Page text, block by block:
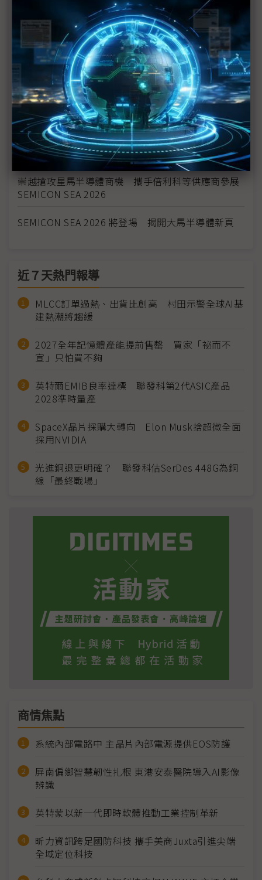
SEMI執行長Ajit Manocha揭示東南亞半導體突圍關
鍵：這不是你死我活的比賽
AI浪潮顛覆半導體測試 AEM執行長：測試端面臨
「物理與成本」雙重挑戰
科技1分鐘：穎崴SEMICON SEA 2026布局策略
SEMICON SEA 2026揭幕 東南亞鏈入全球價值鏈核
心、全球半導體產業跨入「多兆」時代
崇越搶攻星馬半導體商機 攜手倍利科等供應商參展
SEMICON SEA 2026
SEMICON SEA 2026 將登場 揭開大馬半導體新頁
近７天熱門報導
MLCC訂單過熱、出貨比創高 村田示警全球AI基
建熱潮將趨緩
2027全年記憶體產能提前售罄 買家「祕而不
宣」只怕買不夠
英特爾EMIB良率達標 聯發科第2代ASIC產品
2028準時量產
SpaceX晶片採購大轉向 Elon Musk捨超微全面
採用NVIDIA
光進銅退更明確？ 聯發科估SerDes 448G為銅
線「最終戰場」
商情焦點
系統內部電路中 主晶片內部電源提供EOS防護
屏南偏鄉智慧韌性扎根 東港安泰醫院導入AI影像
辨識
英特蒙以新一代即時軟體推動工業控制革新
昕力資訊跨足國防科技 攜手美商Juxta引進尖端
全域定位科技